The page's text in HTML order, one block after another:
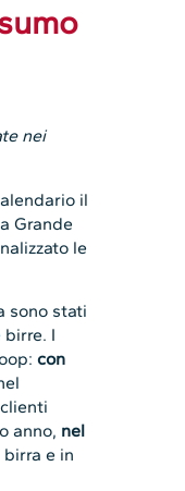
nei
il
Grande
le
sono stati
I
con
anno, nel
e in